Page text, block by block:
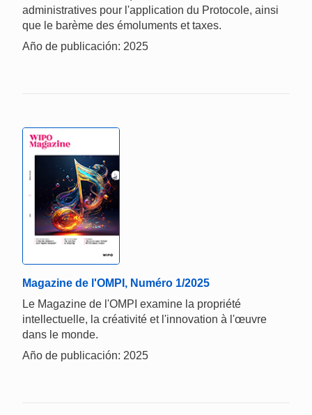
administratives pour l'application du Protocole, ainsi
que le barème des émoluments et taxes.
Año de publicación: 2025
Magazine de l'OMPI, Numéro 1/2025
Le Magazine de l'OMPI examine la propriété
intellectuelle, la créativité et l'innovation à l'œuvre
dans le monde.
Año de publicación: 2025